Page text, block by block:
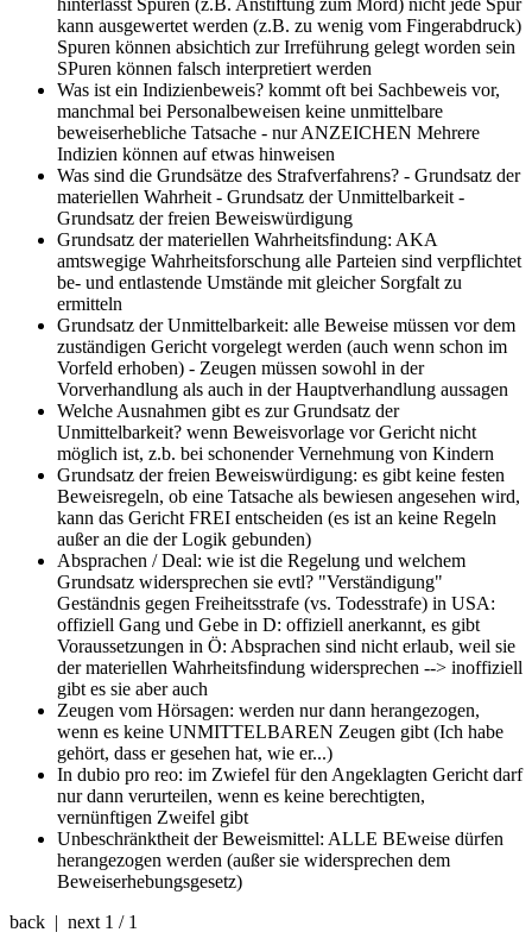
kann ausgewertet werden (z.B. zu wenig vom Fingerabdruck)
Spuren können absichtich zur Irreführung gelegt worden sein
SPuren können falsch interpretiert werden
Was ist ein Indizienbeweis? kommt oft bei Sachbeweis vor,
manchmal bei Personalbeweisen keine unmittelbare
beweiserhebliche Tatsache - nur ANZEICHEN Mehrere
Indizien können auf etwas hinweisen
Was sind die Grundsätze des Strafverfahrens? - Grundsatz der
materiellen Wahrheit - Grundsatz der Unmittelbarkeit -
Grundsatz der freien Beweiswürdigung
Grundsatz der materiellen Wahrheitsfindung: AKA
amtswegige Wahrheitsforschung alle Parteien sind verpflichtet
be- und entlastende Umstände mit gleicher Sorgfalt zu
ermitteln
Grundsatz der Unmittelbarkeit: alle Beweise müssen vor dem
zuständigen Gericht vorgelegt werden (auch wenn schon im
Vorfeld erhoben) - Zeugen müssen sowohl in der
Vorverhandlung als auch in der Hauptverhandlung aussagen
Welche Ausnahmen gibt es zur Grundsatz der
Unmittelbarkeit? wenn Beweisvorlage vor Gericht nicht
möglich ist, z.b. bei schonender Vernehmung von Kindern
Grundsatz der freien Beweiswürdigung: es gibt keine festen
Beweisregeln, ob eine Tatsache als bewiesen angesehen wird,
kann das Gericht FREI entscheiden (es ist an keine Regeln
außer an die der Logik gebunden)
Absprachen / Deal: wie ist die Regelung und welchem
Grundsatz widersprechen sie evtl? "Verständigung"
Geständnis gegen Freiheitsstrafe (vs. Todesstrafe) in USA:
offiziell Gang und Gebe in D: offiziell anerkannt, es gibt
Voraussetzungen in Ö: Absprachen sind nicht erlaub, weil sie
der materiellen Wahrheitsfindung widersprechen --> inoffiziell
gibt es sie aber auch
Zeugen vom Hörsagen: werden nur dann herangezogen,
wenn es keine UNMITTELBAREN Zeugen gibt (Ich habe
gehört, dass er gesehen hat, wie er...)
In dubio pro reo: im Zwiefel für den Angeklagten Gericht darf
nur dann verurteilen, wenn es keine berechtigten,
vernünftigen Zweifel gibt
Unbeschränktheit der Beweismittel: ALLE BEweise dürfen
herangezogen werden (außer sie widersprechen dem
Beweiserhebungsgesetz)
back | next 1 / 1